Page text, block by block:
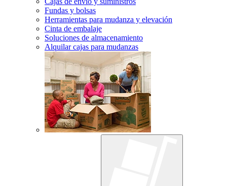
Fundas y bolsas
Herramientas para mudanza y elevación
Cinta de embalaje
Soluciones de almacenamiento
Alquilar cajas para mudanzas